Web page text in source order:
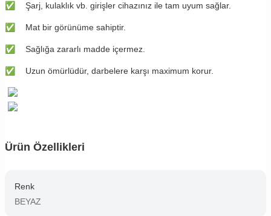
✅ Şarj, kulaklık vb. girişler cihazınız ile tam uyum sağlar.
✅ Mat bir görünüme sahiptir.
✅ Sağlığa zararlı madde içermez.
✅ Uzun ömürlüdür, darbelere karşı maximum korur.
Ürün Özellikleri
Renk
BEYAZ